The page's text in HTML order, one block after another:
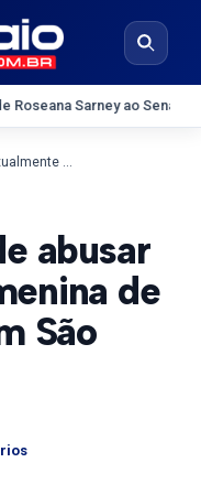
Abrir
Sarney ao Senado
Mulher suspeita de abusar sexualmente de menina de 12 anos é presa em São Luís
abusar
de
São